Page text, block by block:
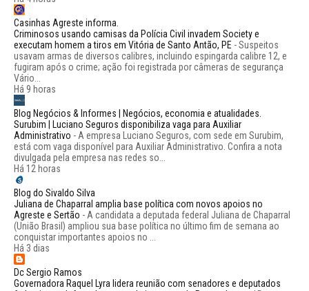
Casinhas Agreste informa.
Criminosos usando camisas da Polícia Civil invadem Society e
executam homem a tiros em Vitória de Santo Antão, PE -Suspeitos
usavam armas de diversos calibres, incluindo espingarda calibre 12, e
fugiram após o crime; ação foi registrada por câmeras de segurança
Vário...
Há 9 horas
Blog Negócios & Informes | Negócios, economia e atualidades.
Surubim | Luciano Seguros disponibiliza vaga para Auxiliar
Administrativo - A empresa Luciano Seguros, com sede em Surubim,
está com vaga disponível para Auxiliar Administrativo. Confira a nota
divulgada pela empresa nas redes so...
Há 12 horas
Blog do Sivaldo Silva
Juliana de Chaparral amplia base política com novos apoios no
Agreste e Sertão - A candidata a deputada federal Juliana de Chaparral
(União Brasil) ampliou sua base política no último fim de semana ao
conquistar importantes apoios no ...
Há 3 dias
Dc Sergio Ramos
Governadora Raquel Lyra lidera reunião com senadores e deputados